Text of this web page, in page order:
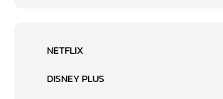
NETFLIX
DISNEY PLUS